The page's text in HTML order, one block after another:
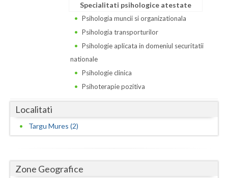
Ilfov
Maramures
Mures
Specialitati psihologice atestate
Psihologia muncii si organizationala
Psihologia transporturilor
Psihologie aplicata in domeniul securitatii
nationale
Psihologie clinica
Psihoterapie pozitiva
Localitati
Targu Mures (2)
Zone Geografice